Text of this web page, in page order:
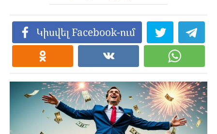
Կիսվել Facebook-ում